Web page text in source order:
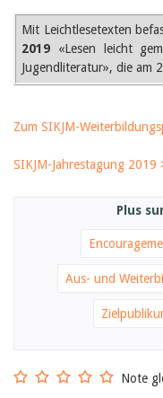
Andrea Grichting
Aline Yeretzian
Markus Jost
Sarah Jenni
Brigitte Burri
Tous les auteurs
Dezember 2025
September 2025
Februar 2025
Mit Leichtlesetexten
2019 «Lesen leicht
Jugendliteratur», die am
Zum SIKJM-
SIKJM-Jahrestagung 2019
Plus
Aus- und
Note